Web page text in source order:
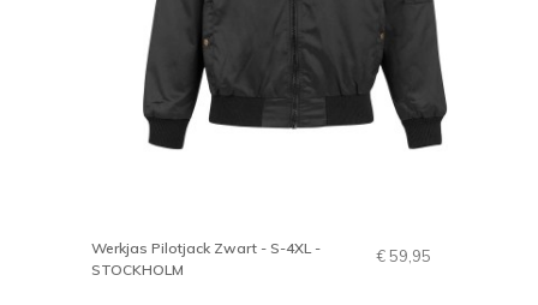
Werkjas Pilotjack Zwart - S-4XL -
STOCKHOLM
€ 59,95